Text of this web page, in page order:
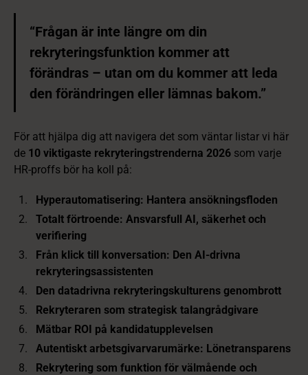
“Frågan är inte längre om din
rekryteringsfunktion kommer att
förändras – utan om du kommer att leda
den förändringen eller lämnas bakom.”
För att hjälpa dig att navigera det som väntar listar vi här
de 10 viktigaste rekryteringstrenderna 2026 som varje
HR‑proffs bör ha koll på:
Hyperautomatisering: Hantera ansökningsfloden
Totalt förtroende: Ansvarsfull AI, säkerhet och
verifiering
Från klick till konversation: Den AI-drivna
rekryteringsassistenten
Den datadrivna rekryteringskulturens genombrott
Rekryteraren som strategisk talangrådgivare
Mätbar ROI på kandidatupplevelsen
Autentiskt arbetsgivarvarumärke: Lönetransparens
Rekrytering som funktion för välmående och